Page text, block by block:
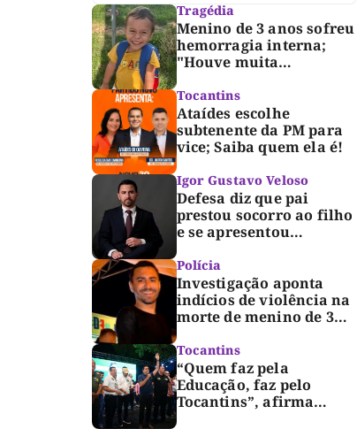
Tragédia
Menino de 3 anos sofreu
hemorragia interna;
"Houve muita
violência", diz diretor
do IML
Tocantins
Ataídes escolhe
subtenente da PM para
vice; Saiba quem ela é!
Igor Gustavo Veloso
Defesa diz que pai
prestou socorro ao filho
e se apresentou
espontaneamente à
polícia após morte de
criança de 3 anos
Polícia
Investigação aponta
indícios de violência na
morte de menino de 3
anos em Palmas
Tocantins
“Quem faz pela
Educação, faz pelo
Tocantins”, afirma
Marcus Marcelo durante